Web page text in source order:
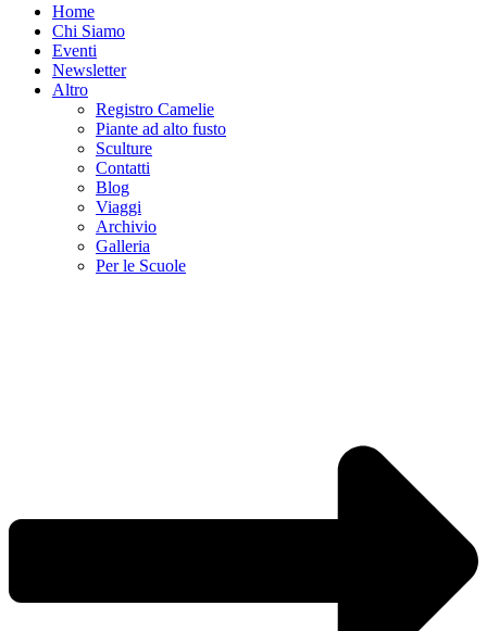
Home
Chi Siamo
Eventi
Newsletter
Altro
Registro Camelie
Piante ad alto fusto
Sculture
Contatti
Blog
Viaggi
Archivio
Galleria
Per le Scuole